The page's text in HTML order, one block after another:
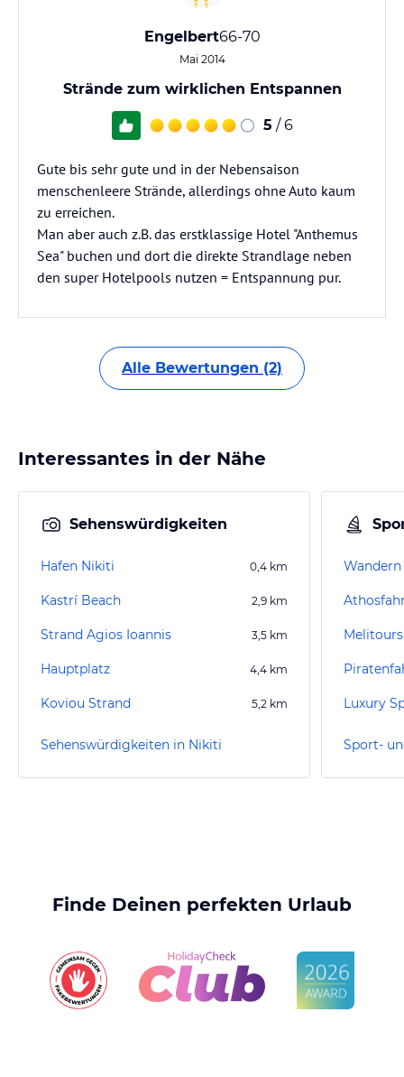
Engelbert66-70
Mai 2014
Strände zum wirklichen Entspannen
5 / 6
Gute bis sehr gute und in der Nebensaison
menschenleere Strände, allerdings ohne Auto kaum
zu erreichen.
Man aber auch z.B. das erstklassige Hotel "Anthemus
Sea" buchen und dort die direkte Strandlage neben
den super Hotelpools nutzen = Entspannung pur.
Alle Bewertungen (2)
Interessantes in der Nähe
Sehenswürdigkeiten
Hafen Nikiti 0,4 km
Kastrí Beach 2,9 km
Strand Agios Ioannis 3,5 km
Hauptplatz 4,4 km
Koviou Strand 5,2 km
Sehenswürdigkeiten in Nikiti
Luxury
Sport-
Finde Deinen perfekten Urlaub